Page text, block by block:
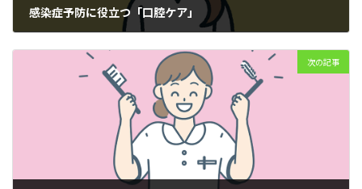
感染症予防に役立つ「口腔ケア」
次の記事